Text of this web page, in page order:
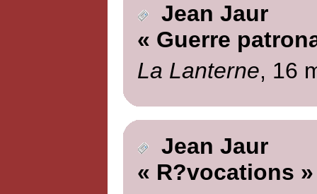
Jean Jaur
« Guerre
La Lanterne, 16
Jean Jaur
« R?vocations »